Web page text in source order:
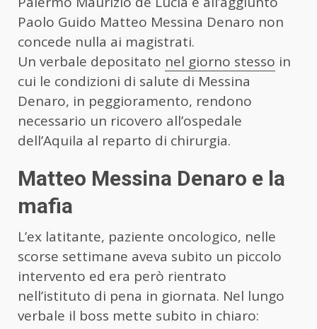
Paolo Guido Matteo Messina Denaro non
concede nulla ai magistrati.
Un verbale depositato nel giorno stesso in
cui le condizioni di salute di Messina
Denaro, in peggioramento, rendono
necessario un ricovero all’ospedale
dell’Aquila al reparto di chirurgia.
Matteo Messina Denaro e la
mafia
L’ex latitante, paziente oncologico, nelle
scorse settimane aveva subito un piccolo
intervento ed era però rientrato
nell’istituto di pena in giornata. Nel lungo
verbale il boss mette subito in chiaro: